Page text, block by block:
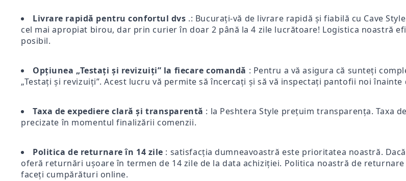
Livrare rapidă pentru confortul dvs .: Bucurați-vă de livrare rapidă și fiabilă cu Cave
cel mai apropiat birou, dar prin curier în doar 2 până la 4 zile lucrătoare! Logistica noastră
posibil.
Opțiunea „Testați și revizuiți” la fiecare comandă : Pentru a vă asigura că sunteți
„Testați și revizuiți”. Acest lucru vă permite să încercați și să vă inspectați pantofii noi
Taxa de expediere clară și transparentă : la Peshtera Style prețuim transparența. Taxa
precizate în momentul finalizării comenzii.
Politica de returnare în 14 zile : satisfacția dumneavoastră este prioritatea noastră.
oferă returnări ușoare în termen de 14 zile de la data achiziției. Politica noastră de
faceți cumpărături online.